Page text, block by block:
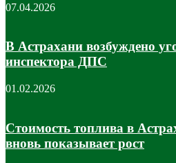
07.04.2026
В Астрахани возбуждено
инспектора ДПС
01.02.2026
Стоимость топлива в
вновь показывает рост